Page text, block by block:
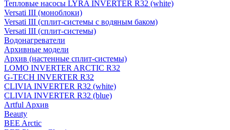
Тепловые насосы LYRA INVERTER R32 (white)
Versati III (моноблоки)
Versati III (сплит-системы с водяным баком)
Versati III (сплит-системы)
Водонагреватели
Архивные модели
Архив (настенные сплит-системы)
LOMO INVERTER ARCTIC R32
G-TECH INVERTER R32
CLIVIA INVERTER R32 (white)
CLIVIA INVERTER R32 (blue)
Artful Архив
Beauty
BEE Arctic